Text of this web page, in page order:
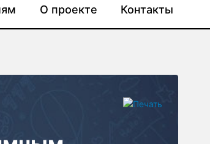
О проекте Контакты